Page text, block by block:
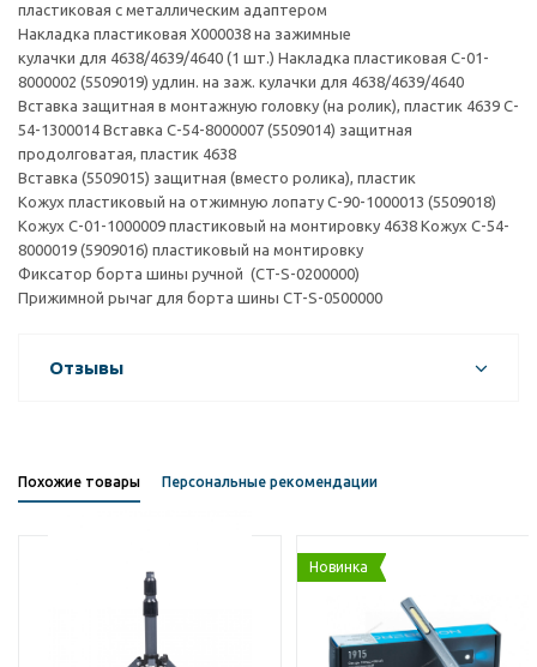
пластиковая с металлическим адаптером
Накладка пластиковая X000038 на зажимные
кулачки для 4638/4639/4640 (1 шт.) Накладка пластиковая C-01-
8000002 (5509019) удлин. на заж. кулачки для 4638/4639/4640
Вставка защитная в монтажную головку (на ролик), пластик 4639 C-
54-1300014 Вставка C-54-8000007 (5509014) защитная
продолговатая, пластик 4638
Вставка (5509015) защитная (вместо ролика), пластик
Кожух пластиковый на отжимную лопату C-90-1000013 (5509018)
Кожух C-01-1000009 пластиковый на монтировку 4638 Кожух C-54-
8000019 (5909016) пластиковый на монтировку
Фиксатор борта шины ручной (CT-S-0200000)
Прижимной рычаг для борта шины CT-S-0500000
Отзывы
Похожие товары Персональные рекомендации
Новинка